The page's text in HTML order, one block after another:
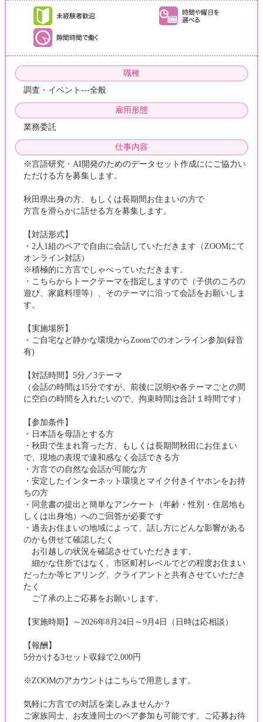
職種
調査・イベント---全般
雇用形態
業務委託
仕事内容
※言語研究・AI開発のためのデータセット作成ににご協力い
ただける方を募集します。
秋田県出身の方、もしくは長期間お住まいの方で
方言を滑らかに話せる方を募集します。
【対話形式】
・2人1組のペアで自由に会話していただきます（ZOOMにて
オンライン対話）
※積極的に方言でしゃべっていただきます。
・こちらからトークテーマを指定しますので（子供のころの
遊び、家庭料理等）、そのテーマに沿って会話をお願いしま
す。
【実施場所】
・ご自宅など静かな環境からZoomでのオンライン参加(録音
有)
【対話時間】5分／3テーマ
（会話の時間は15分ですが、前後に説明や各テーマごとの間
に空白の時間を入れたいので、拘束時間は合計１時間です）
【参加条件】
・日本語を母語とする方
・秋田で生まれ育った方、もしくは長期間秋田にお住まい
で、現地の表現で違和感なく会話できる方
・方言での自然な会話が可能な方
・安定したインターネット環境とマイク付きイヤホンをお持
ちの方
・同意書の提出と簡単なアンケート（年齢・性別・住居地も
しくは出身地）へのご回答が必要です
・過去お住まいの地域によって、話し方にどんな影響がある
のかも併せて確認したく
お引越しの状況を確認させていただきます。
細かな住所ではなく、市区町村レベルでどの程度お住まい
だったか等ヒアリング、クライアントと共有させていただき
たく
ご了承の上ご応募をお願いします。
【実施時期】～2026年8月24日～9月4日（日時は応相談）
【報酬】
5分かける3セット収録で2,000円
※ZOOMのアカウントはこちらで用意します。
気軽に方言での対話を楽しみませんか？
ご家族同士、お友達同士のペア参加も可能です。ご応募お待